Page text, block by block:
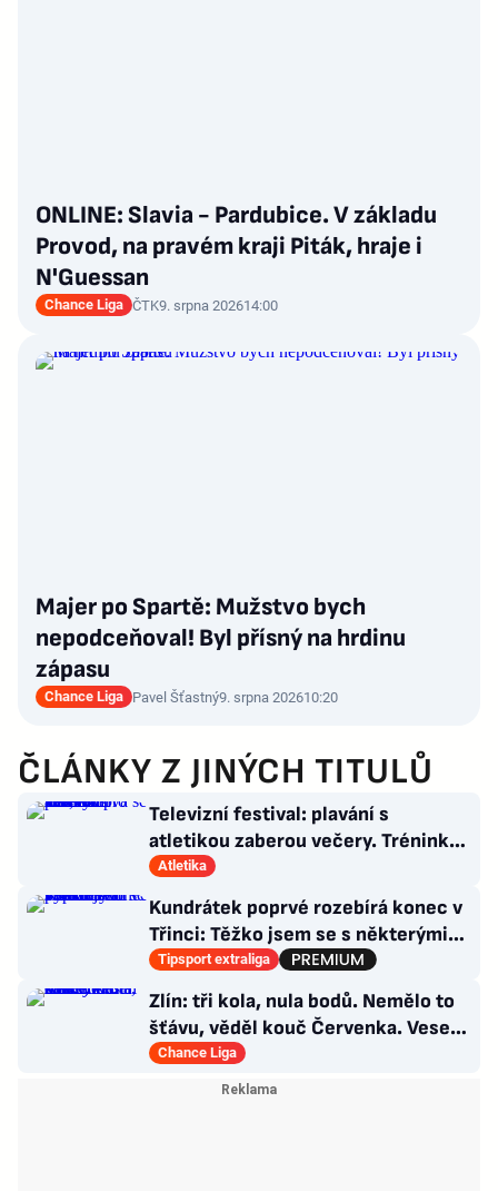
ONLINE: Slavia - Pardubice. V základu
Provod, na pravém kraji Piták, hraje i
N'Guessan
Chance Liga ČTK9. srpna 202614:00
Majer po Spartě: Mužstvo bych
nepodceňoval! Byl přísný na hrdinu
zápasu
Chance Liga Pavel Šťastný9. srpna 202610:20
ČLÁNKY Z JINÝCH TITULŮ
Televizní festival: plavání s
atletikou zaberou večery. Trénink
pro LA, usmívá se Dusík
Atletika
Kundrátek poprvé rozebírá konec v
Třinci: Těžko jsem se s některými
věcmi vyrovnával
Tipsport extraliga
Zlín: tři kola, nula bodů. Nemělo to
šťávu, věděl kouč Červenka. Veselý
dostal dárek
Chance Liga